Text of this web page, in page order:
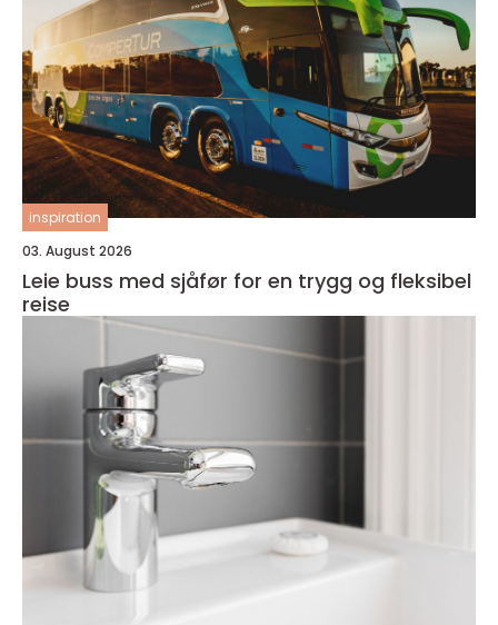
inspiration
03. August 2026
Leie buss med sjåfør for en trygg og fleksibel
reise